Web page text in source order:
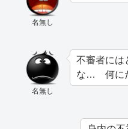
名無し
名無し
不審者には
な… 何に